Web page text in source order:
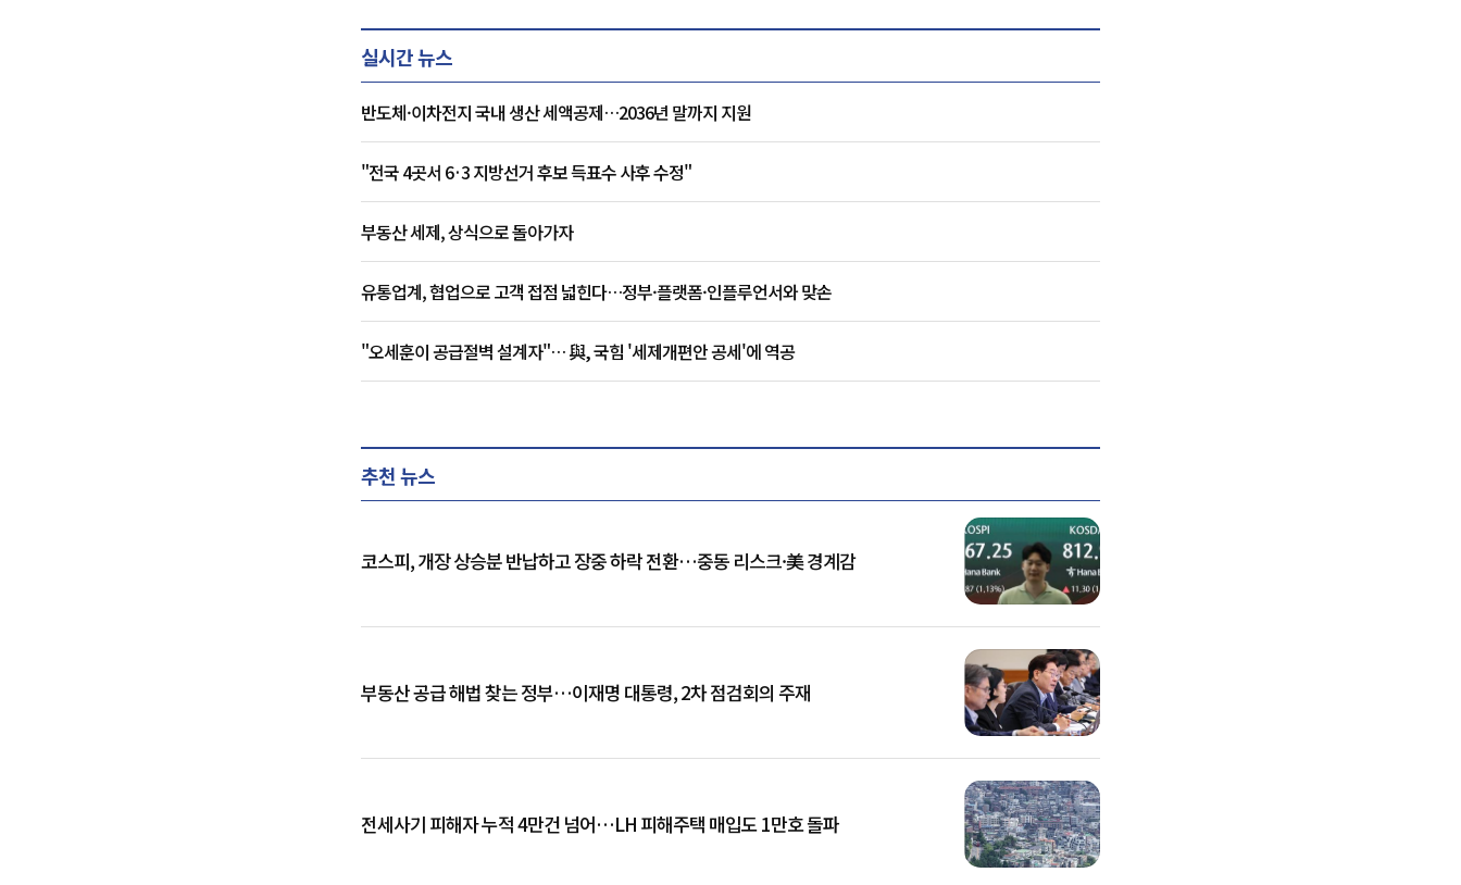
실시간 뉴스
반도체·이차전지 국내 생산 세액공제…2036년 말까지 지원
"전국 4곳서 6·3 지방선거 후보 득표수 사후 수정"
부동산 세제, 상식으로 돌아가자
유통업계, 협업으로 고객 접점 넓힌다…정부·플랫폼·인플루언서와 맞손
"오세훈이 공급절벽 설계자"… 與, 국힘 '세제개편안 공세'에 역공
추천 뉴스
코스피, 개장 상승분 반납하고 장중 하락 전환…중동 리스크·美 경계감
부동산 공급 해법 찾는 정부…이재명 대통령, 2차 점검회의 주재
전세사기 피해자 누적 4만건 넘어…LH 피해주택 매입도 1만호 돌파